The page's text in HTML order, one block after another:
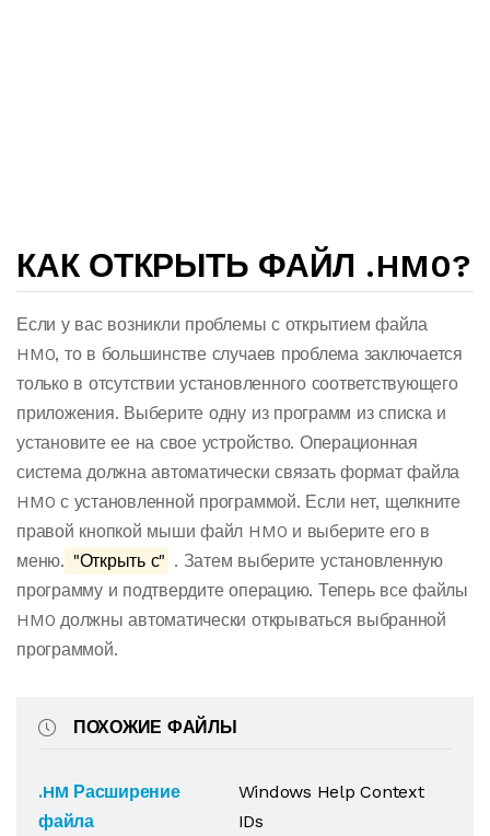
КАК ОТКРЫТЬ ФАЙЛ .HM0?
Если у вас возникли проблемы с открытием файла
HM0, то в большинстве случаев проблема заключается
только в отсутствии установленного соответствующего
приложения. Выберите одну из программ из списка и
установите ее на свое устройство. Операционная
система должна автоматически связать формат файла
HM0 с установленной программой. Если нет, щелкните
правой кнопкой мыши файл HM0 и выберите его в
меню. "Открыть с" . Затем выберите установленную
программу и подтвердите операцию. Теперь все файлы
HM0 должны автоматически открываться выбранной
программой.
ПОХОЖИЕ ФАЙЛЫ
.HM Расширение
файла
Windows Help Context
IDs